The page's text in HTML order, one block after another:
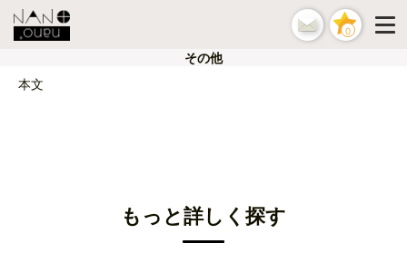
0
その他
本文
もっと詳しく探す